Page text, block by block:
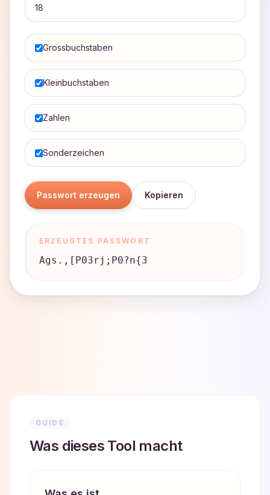
Grossbuchstaben
Kleinbuchstaben
Zahlen
Sonderzeichen
Passwort erzeugen Kopieren
ERZEUGTES PASSWORT
Ags.,[P03rj;P0?n{3
GUIDE
Was dieses Tool macht